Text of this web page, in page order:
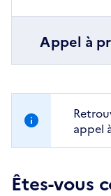
Appel à
appel
Êtes-vous